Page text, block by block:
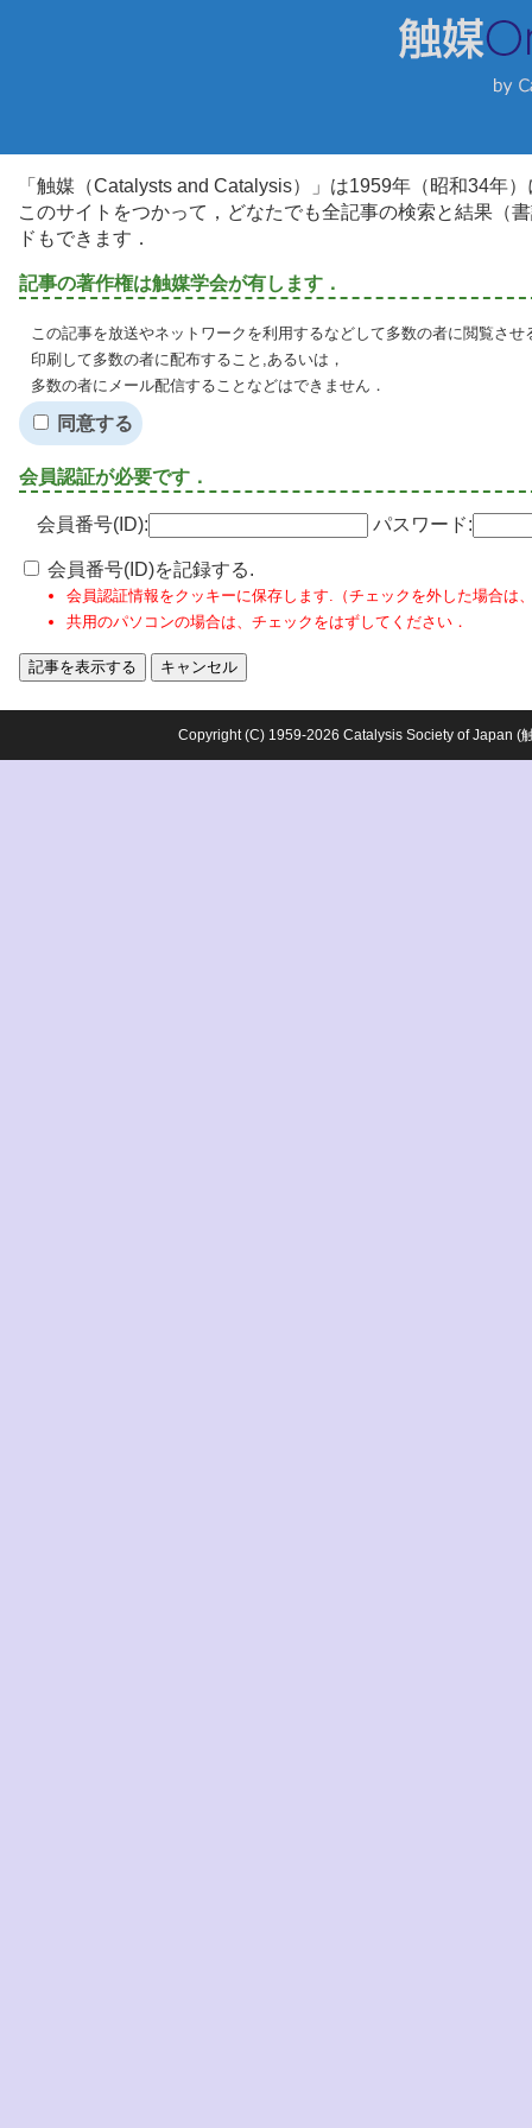
「触媒（Catalysts and Catalysis）」は1959年（昭和34年
このサイトをつかって，どなたでも全記事の検索と結果（
ドもできます．
記事の著作権は触媒学会が有します．
この記事を放送やネットワークを利用するなどして多数の者に閲覧させ
印刷して多数の者に配布すること,あるいは，
多数の者にメール配信することなどはできません．
同意する
会員認証が必要です．
会員番号(ID): パスワード:
会員番号(ID)を記録する.
会員認証情報をクッキーに保存します.（チェックを外した場合は
共用のパソコンの場合は、チェックをはずしてください．
Copyright (C) 1959-2026 Catalysis Society of Japan (